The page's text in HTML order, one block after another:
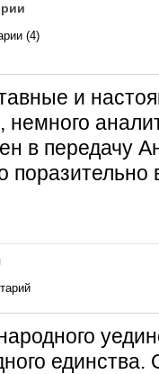
(4)
и
в передачу
единства.